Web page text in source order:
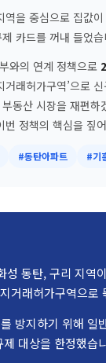
역을 중심으로 집값
카드를 꺼내 들었
와의 연계 정책으로
거래허가구역’으로
동산 시장을 재편
번 정책의 핵심을 짚
#동탄아파트 #기
성 동탄, 구리 지역
거래허가구역으로
방지하기 위해 일
제 대상을 한정했습